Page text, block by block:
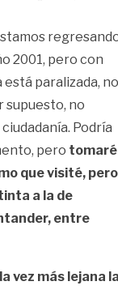
2001, pero con
está paralizada, no
supuesto, no
Podría
pero tomaré
que visité, pero
a la de
entre
vez más lejana